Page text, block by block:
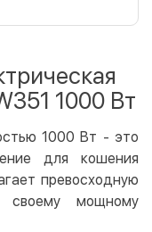
Бесплатно
1000 Вт
1000 Вт - это
для кошения
превосходную
своему мощному